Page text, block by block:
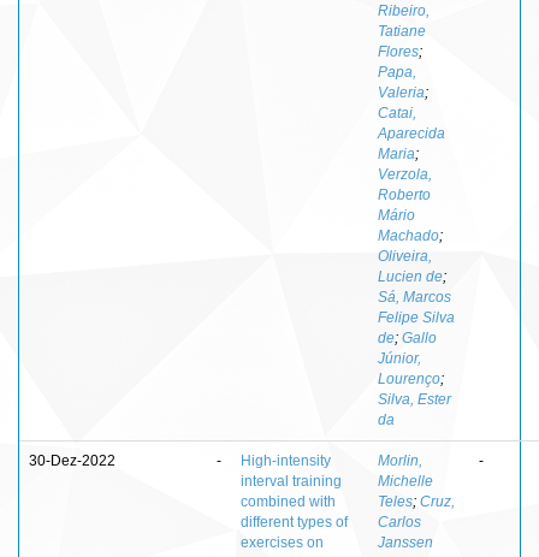
Ribeiro,
Tatiane
Flores;
Papa,
Valeria;
Catai,
Aparecida
Maria;
Verzola,
Roberto
Mário
Machado;
Oliveira,
Lucien de;
Sá, Marcos
Felipe Silva
de; Gallo
Júnior,
Lourenço;
Silva, Ester
da
30-Dez-2022 -
High-intensity
interval training
combined with
different types of
exercises on
Morlin,
Michelle
Teles; Cruz,
Carlos
Janssen
-